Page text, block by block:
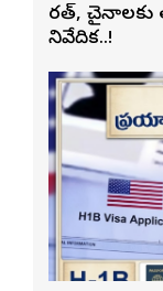
భారత్,
నివేదిక..!